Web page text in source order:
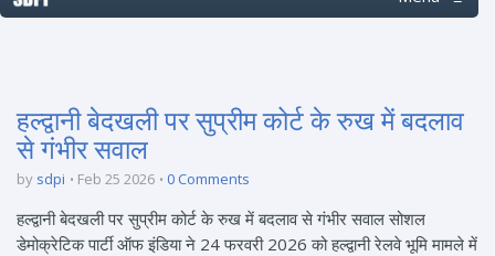
हल्द्वानी बेदखली पर सुप्रीम कोर्ट के रुख में बदलाव
से गंभीर सवाल
by sdpi Feb 25 2026 0 Comments
हल्द्वानी बेदखली पर सुप्रीम कोर्ट के रुख में बदलाव से गंभीर सवाल सोशल
डेमोक्रेटिक पार्टी ऑफ इंडिया ने 24 फरवरी 2026 को हल्द्वानी रेलवे भूमि मामले में